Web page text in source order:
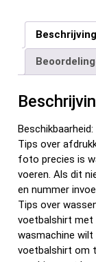
ce
b
o
o
k
tt
er
Beschrijving
Tips over
foto precies is
voeren. Als dit
en nummer
Tips over
voetbalshirt met
wasmachine wilt
voetbalshirt om